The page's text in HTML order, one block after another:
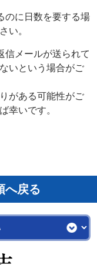
のに日数を要する場
い。
信メールが送られて
いという場合がご
がある可能性がご
幸いです。
へ戻る